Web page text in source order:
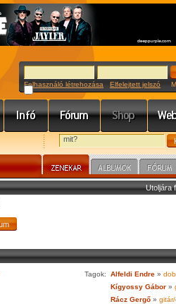
Felhasználó létrehozása Elfelejtett jelszó
Utoljára
Tagok: Alfeldi Endre » dob
Kígyossy Gábor »
Rácz Gergő »